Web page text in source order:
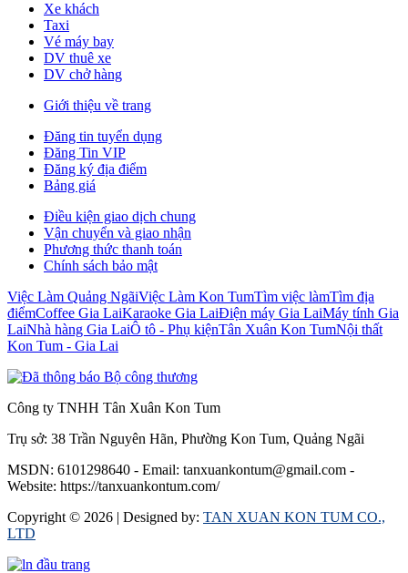
Xe khách
Taxi
Vé máy bay
DV thuê xe
DV chở hàng
Giới thiệu về trang
Đăng tin tuyển dụng
Đăng Tin VIP
Đăng ký địa điểm
Bảng giá
Điều kiện giao dịch chung
Vận chuyển và giao nhận
Phương thức thanh toán
Chính sách bảo mật
Việc Làm Quảng NgãiViệc Làm Kon TumTìm việc làmTìm địa
điểmCoffee Gia LaiKaraoke Gia LaiĐiện máy Gia LaiMáy tính Gia
LaiNhà hàng Gia LaiÔ tô - Phụ kiệnTân Xuân Kon TumNội thất
Kon Tum - Gia Lai
Công ty TNHH Tân Xuân Kon Tum
Trụ sở: 38 Trần Nguyên Hãn, Phường Kon Tum, Quảng Ngãi
MSDN: 6101298640 - Email: tanxuankontum@gmail.com -
Website: https://tanxuankontum.com/
Copyright © 2026 | Designed by: TAN XUAN KON TUM CO.,
LTD